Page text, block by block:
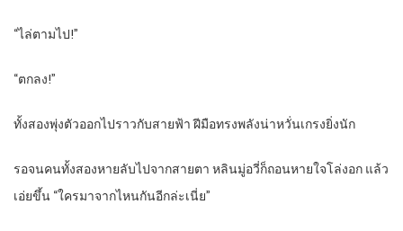
“ไล่ตามไป!”
“ตกลง!”
ทั้งสองพุ่งตัวออกไปราวกับสายฟ้า ฝีมือทรงพลังน่าหวั่นเกรงยิ่งนัก
รอจนคนทั้งสองหายลับไปจากสายตา หลินมู่อวี่ก็ถอนหายใจโล่งอก แล้ว
เอ่ยขึ้น “ใครมาจากไหนกันอีกล่ะเนี่ย”